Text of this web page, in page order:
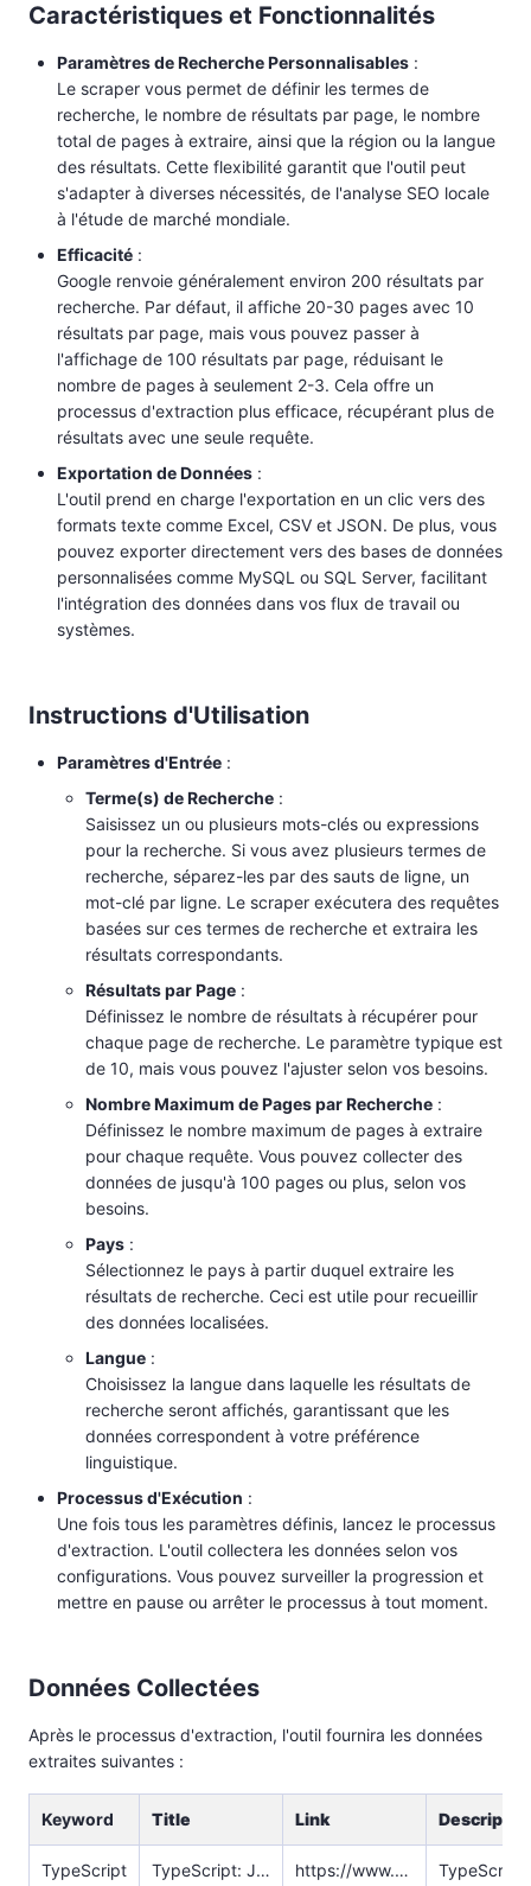
Caractéristiques et Fonctionnalités
Paramètres de Recherche Personnalisables :
Le scraper vous permet de définir les termes de
recherche, le nombre de résultats par page, le nombre
total de pages à extraire, ainsi que la région ou la langue
des résultats. Cette flexibilité garantit que l'outil peut
s'adapter à diverses nécessités, de l'analyse SEO locale
à l'étude de marché mondiale.
Efficacité :
Google renvoie généralement environ 200 résultats par
recherche. Par défaut, il affiche 20-30 pages avec 10
résultats par page, mais vous pouvez passer à
l'affichage de 100 résultats par page, réduisant le
nombre de pages à seulement 2-3. Cela offre un
processus d'extraction plus efficace, récupérant plus de
résultats avec une seule requête.
Exportation de Données :
L'outil prend en charge l'exportation en un clic vers des
formats texte comme Excel, CSV et JSON. De plus, vous
pouvez exporter directement vers des bases de données
personnalisées comme MySQL ou SQL Server, facilitant
l'intégration des données dans vos flux de travail ou
systèmes.
Instructions d'Utilisation
Paramètres d'Entrée :
Terme(s) de Recherche :
Saisissez un ou plusieurs mots-clés ou expressions
pour la recherche. Si vous avez plusieurs termes de
recherche, séparez-les par des sauts de ligne, un
mot-clé par ligne. Le scraper exécutera des requêtes
basées sur ces termes de recherche et extraira les
résultats correspondants.
Résultats par Page :
Définissez le nombre de résultats à récupérer pour
chaque page de recherche. Le paramètre typique est
de 10, mais vous pouvez l'ajuster selon vos besoins.
Nombre Maximum de Pages par Recherche :
Définissez le nombre maximum de pages à extraire
pour chaque requête. Vous pouvez collecter des
données de jusqu'à 100 pages ou plus, selon vos
besoins.
Pays :
Sélectionnez le pays à partir duquel extraire les
résultats de recherche. Ceci est utile pour recueillir
des données localisées.
Langue :
Choisissez la langue dans laquelle les résultats de
recherche seront affichés, garantissant que les
données correspondent à votre préférence
linguistique.
Processus d'Exécution :
Une fois tous les paramètres définis, lancez le processus
d'extraction. L'outil collectera les données selon vos
configurations. Vous pouvez surveiller la progression et
mettre en pause ou arrêter le processus à tout moment.
Données Collectées
Après le processus d'extraction, l'outil fournira les données
extraites suivantes :
Keyword Title Link
TypeScript TypeScript: JavaScript With Syntax For Types. https://www.typescriptlang.org/